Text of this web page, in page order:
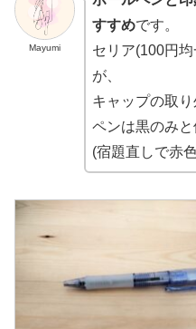
Mayumi
すすめです。
セリア(100円
が、
キャップの取
ペンは黒のみと
(宿題直しで赤